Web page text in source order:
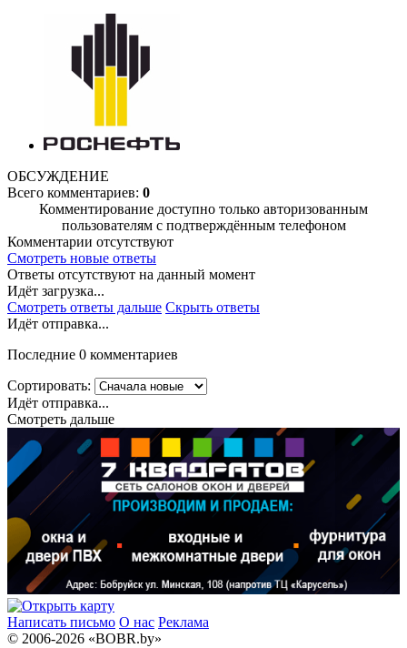
ОБСУЖДЕНИЕ
Всего комментариев: 0
Комментирование доступно только авторизованным
пользователям с подтверждённым телефоном
Комментарии отсутствуют
Смотреть новые ответы
Ответы отсутствуют на данный момент
Идёт загрузка...
Смотреть ответы дальше Скрыть ответы
Идёт отправка...
Последние 0 комментариев
Сортировать:
Идёт отправка...
Смотреть дальше
Написать письмо О нас Реклама
© 2006-2026 «BOBR.by»